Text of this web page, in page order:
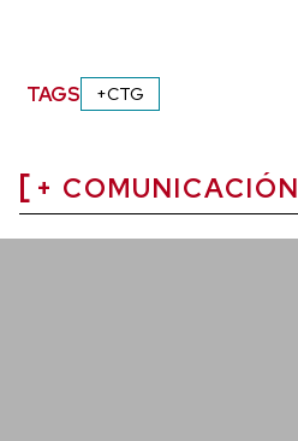
TAGS +CTG
+ COMUNICACIÓN